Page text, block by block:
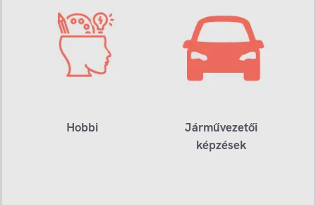
Hobbi
Járművezetői
képzések